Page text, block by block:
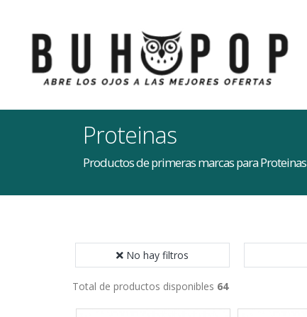
Proteinas
Productos de primeras marcas para Proteinas
No hay filtros
Total de productos disponibles 64